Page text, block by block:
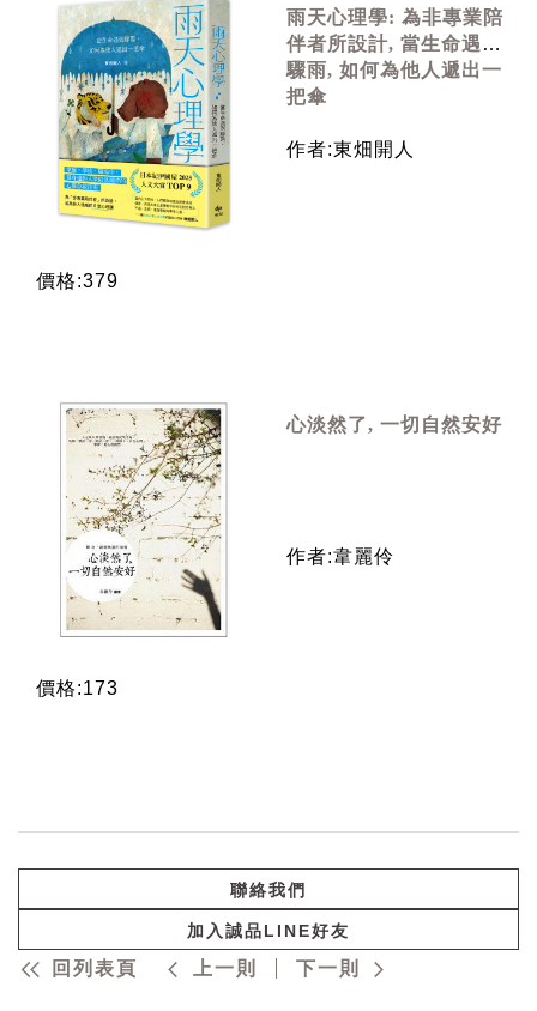
雨天心理學: 為非專業陪
伴者所設計, 當生命遇到
驟雨, 如何為他人遞出一
把傘
作者:東畑開人
價格:379
心淡然了, 一切自然安好
作者:韋麗伶
價格:173
聯絡我們
加入誠品LINE好友
回列表頁 上一則 下一則